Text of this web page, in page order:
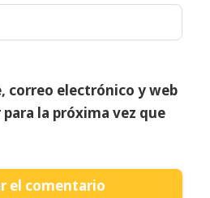
correo electrónico y web
la próxima vez que